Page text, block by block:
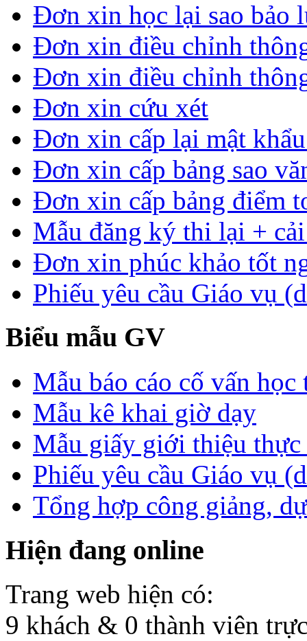
Đơn xin học lại sao bảo
Đơn xin điều chỉnh
Đơn xin điều chỉnh
Đơn xin cứu xét
Đơn xin cấp lại mật
Đơn xin cấp bảng sao
Đơn xin cấp bảng điểm
Mẫu đăng ký thi lại +
Đơn xin phúc khảo tốt
Phiếu yêu cầu Giáo vụ
Biểu mẫu GV
Mẫu báo cáo cố vấn học
Mẫu kê khai giờ dạy
Mẫu giấy giới thiệu thực
Phiếu yêu cầu Giáo vụ
Tổng hợp công giảng,
Hiện đang online
Trang web hiện có:
9 khách & 0 thành viên